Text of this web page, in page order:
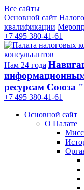
Все сайты
Основной сайт
квалификации
+7 495 380-41-61
консультантов
Нам 24 года
ресурсам
+7 495 380‑41‑61
Основной сайт
О Палате